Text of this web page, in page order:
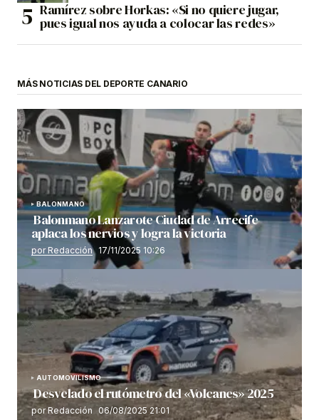
Ramírez sobre Horkas: «Si no quiere jugar,
pues igual nos ayuda a colocar las redes»
MÁS NOTICIAS DEL DEPORTE CANARIO
BALONMANO
Balonmano Lanzarote Ciudad de Arrecife
aplaca los nervios y logra la victoria
por Redacción 17/11/2025 10:26
AUTOMOVILISMO
Desvelado el rutómetro del «Volcanes» 2025
por Redacción 06/08/2025 21:01